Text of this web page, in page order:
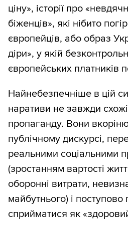
ціну», історії про
біженців», які нібито
європейців, або образ
діри», у якій
європейських платників
Найнебезпечніше в цій
наративи не завжди
пропаганду. Вони
публічному дискурсі,
реальними соціальними
(зростанням вартості
оборонні витрати,
майбутнього) і
сприйматися як